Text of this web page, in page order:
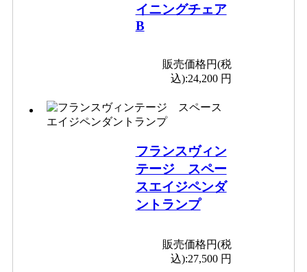
イニングチェア
B
販売価格円(税
込):24,200 円
フランスヴィン
テージ スペー
スエイジペンダ
ントランプ
販売価格円(税
込):27,500 円